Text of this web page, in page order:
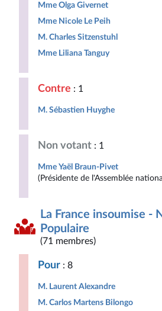
Mme Olga Givernet
Mme Nicole Le Peih
M. Charles Sitzenstuhl
Mme Liliana Tanguy
Contre : 1
M. Sébastien Huyghe
Non votant : 1
Mme Yaël Braun-Pivet
(Présidente de l'Assemblée
La France insoumise -
Populaire
(71 membres)
Pour : 8
M. Laurent Alexandre
M. Carlos Martens Bilongo